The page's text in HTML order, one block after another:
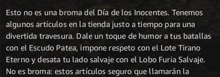
Esto no es una broma del Día de los Inocentes. Tenemos
algunos artículos en la tienda justo a tiempo para una
divertida travesura. Dale un toque de humor a tus batallas
con el Escudo Patea, impone respeto con el Lote Tirano
Eterno y desata tu lado salvaje con el Lobo Furia Salvaje.
No es broma: estos artículos seguro que llamarán la